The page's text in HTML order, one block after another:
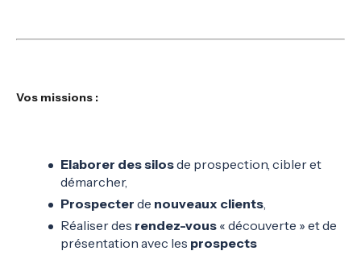
Vos missions :
Elaborer des silosde prospection, cibler et
démarcher,
Prospecter de nouveaux clients,
Réaliser des rendez-vous « découverte » et de
présentation avec les prospects